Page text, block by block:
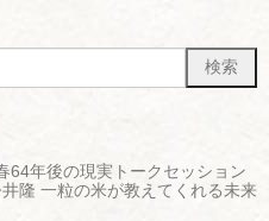
64年後の現実トークセッション
隆 一粒の米が教えてくれる未来